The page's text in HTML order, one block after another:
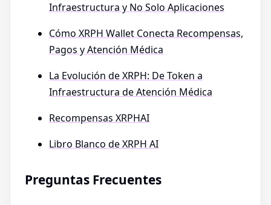
Infraestructura y No Solo Aplicaciones
Cómo XRPH Wallet Conecta Recompensas,
Pagos y Atención Médica
La Evolución de XRPH: De Token a
Infraestructura de Atención Médica
Recompensas XRPHAI
Libro Blanco de XRPH AI
Preguntas Frecuentes